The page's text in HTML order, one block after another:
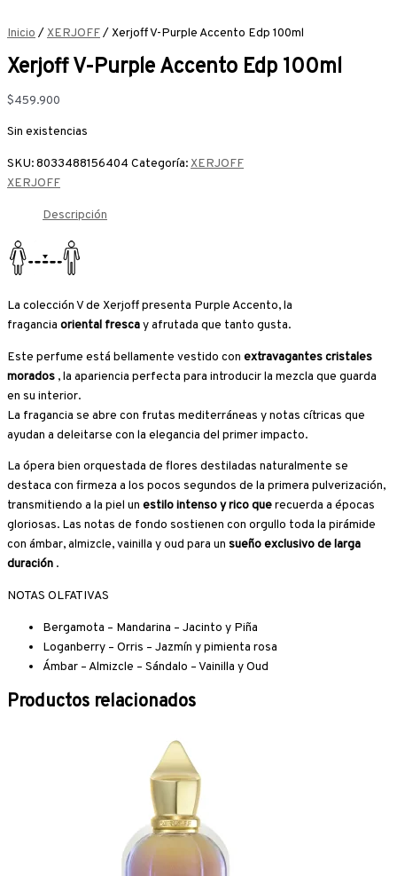
Inicio / XERJOFF/ Xerjoff V-Purple Accento Edp 100ml
Xerjoff V-Purple Accento Edp 100ml
$459.900
Sin existencias
SKU:8033488156404 Categoría: XERJOFF
XERJOFF
Descripción
La colección V de Xerjoff presenta Purple Accento, la
fragancia oriental frescay afrutada que tanto gusta.
Este perfume está bellamente vestido con extravagantes cristales
morados , la apariencia perfecta para introducir la mezcla que guarda
en su interior.
La fragancia se abre con frutas mediterráneas y notas cítricas que
ayudan a deleitarse con la elegancia del primer impacto.
La ópera bien orquestada de flores destiladas naturalmente se
destaca con firmeza a los pocos segundos de la primera pulverización,
transmitiendo a la piel un estilo intenso y rico querecuerda a épocas
gloriosas. Las notas de fondo sostienen con orgullo toda la pirámide
con ámbar, almizcle, vainilla y oud para un sueño exclusivo de larga
duración .
NOTAS OLFATIVAS
Bergamota – Mandarina – Jacinto y Piña
Loganberry – Orris – Jazmín y pimienta rosa
Ámbar – Almizcle – Sándalo – Vainilla y Oud
Productos relacionados